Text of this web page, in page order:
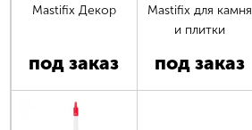
Mastifix Декор
под заказ
Mastifix для камня
и плитки
под заказ